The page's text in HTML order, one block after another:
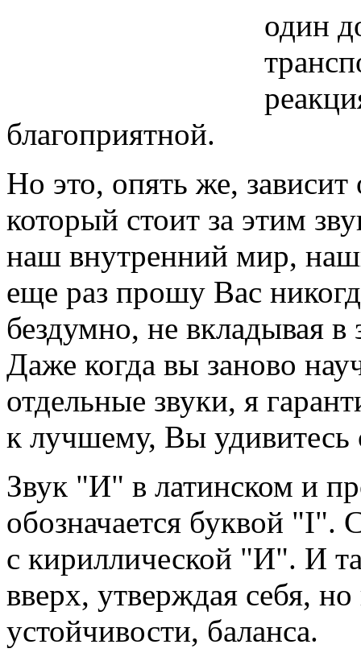
один
благоприятной.
Но это, опять же, зависит
который стоит за этим
наш внутренний мир,
еще раз прошу Вас
бездумно, не вкладывая в
Даже когда вы заново
отдельные звуки, я
к лучшему, Вы
Звук "И" в латинском и
обозначается буквой "I".
с кириллической "И". И
вверх, утверждая себя,
устойчивости, баланса.